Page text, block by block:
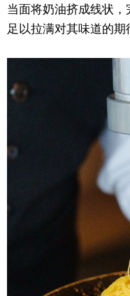
当面将奶油挤成线状
足以拉满对其味道的期